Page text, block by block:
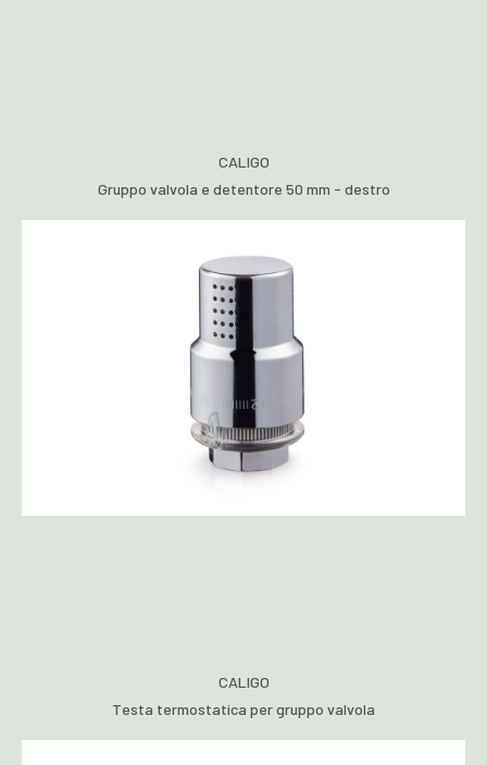
CALIGO
Gruppo valvola e detentore 50 mm - destro
CALIGO
Testa termostatica per gruppo valvola